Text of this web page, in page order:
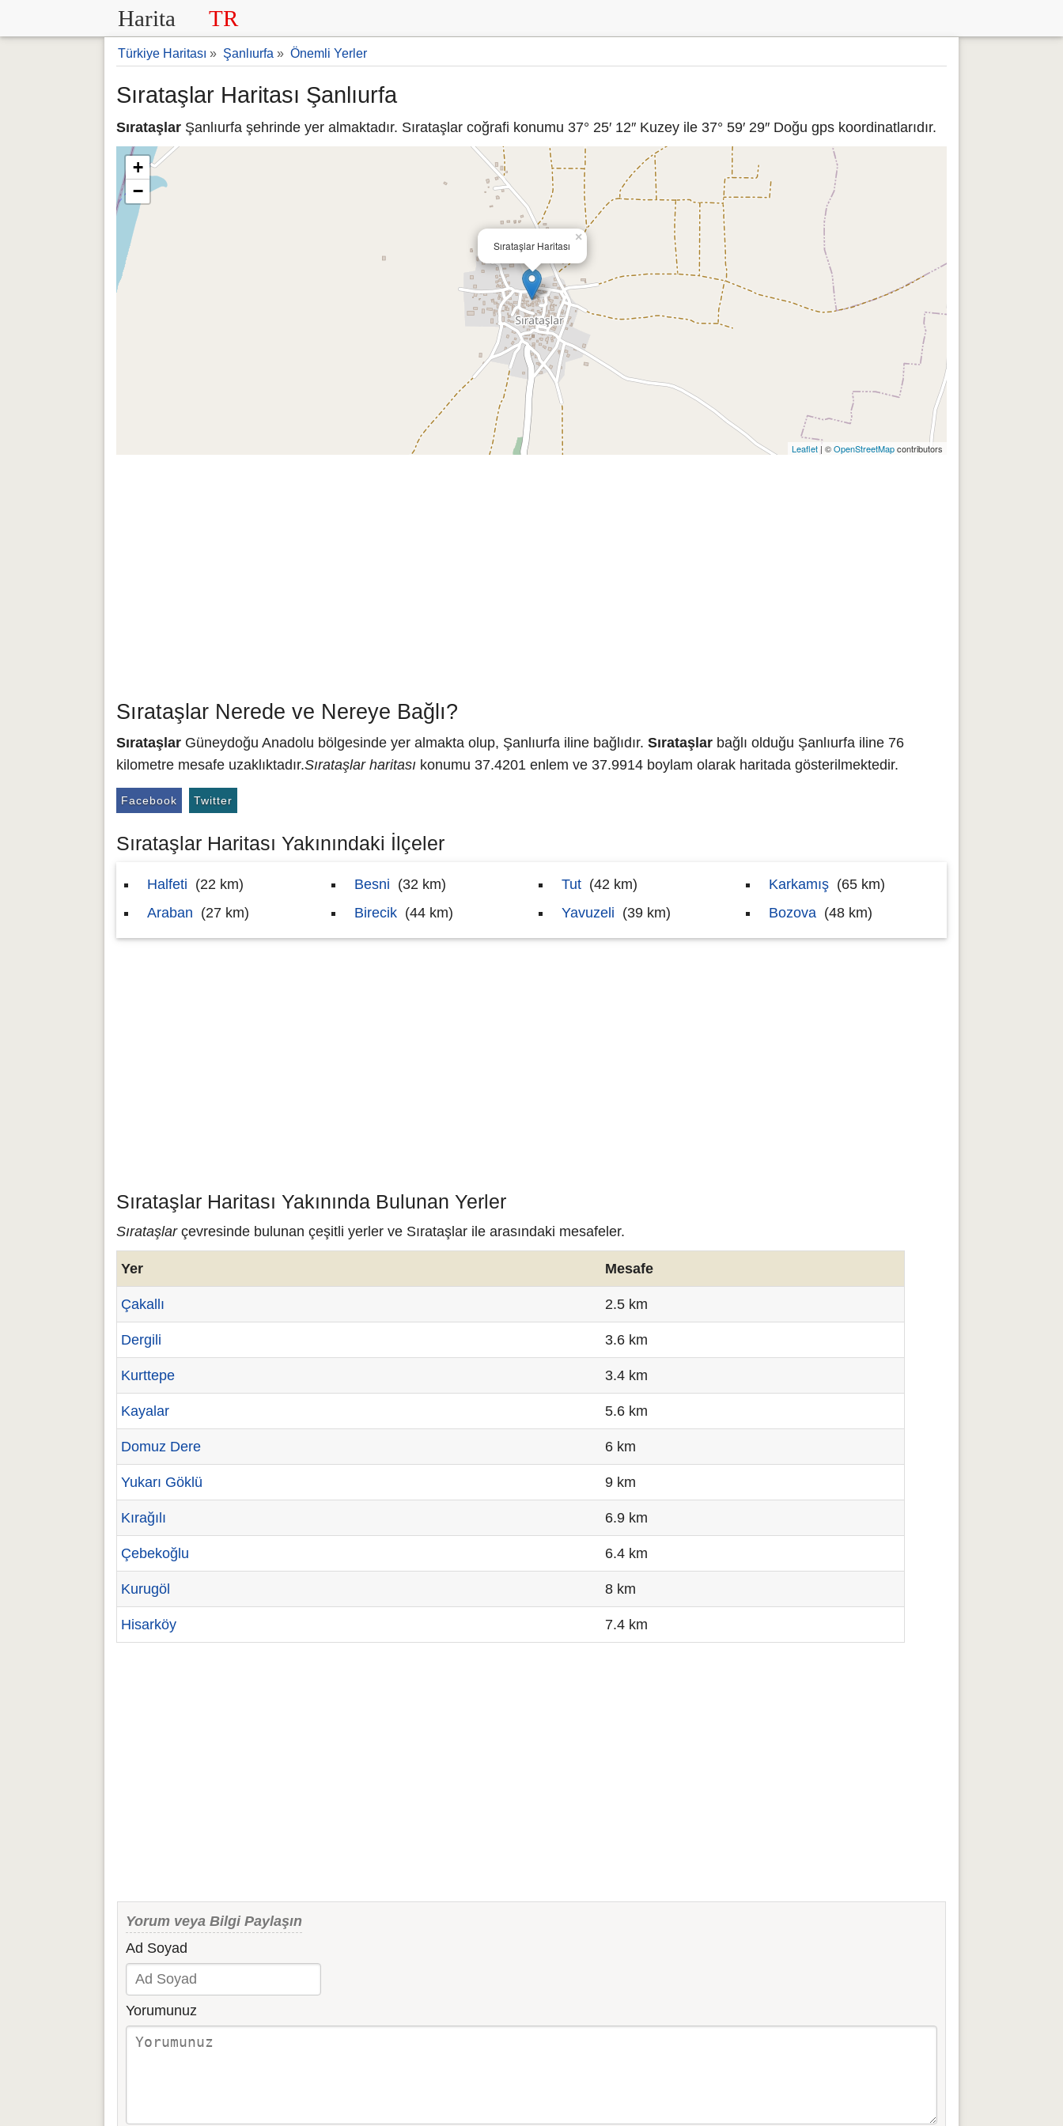
Harita TR
Türkiye Haritası » Şanlıurfa » Önemli Yerler
Sırataşlar Haritası Şanlıurfa
Sırataşlar Şanlıurfa şehrinde yer almaktadır. Sırataşlar coğrafi konumu 37° 25′ 12″ Kuzey ile 37° 59′ 29″ Doğu gps koordinatlarıdır.
Sırataşlar Haritası
×
+
−
Leaflet | ©OpenStreetMapcontributors
Sırataşlar Nerede ve Nereye Bağlı?
Sırataşlar Güneydoğu Anadolu bölgesinde yer almakta olup, Şanlıurfa iline bağlıdır. Sırataşlar bağlı olduğu Şanlıurfa iline 76
kilometre mesafe uzaklıktadır.Sırataşlar haritası konumu 37.4201 enlem ve 37.9914 boylam olarak haritada gösterilmektedir.
Facebook Twitter
Sırataşlar Haritası Yakınındaki İlçeler
Halfeti (22 km)
Araban (27 km)
Besni (32 km)
Birecik (44 km)
Tut (42 km)
Yavuzeli (39 km)
Karkamış (65 km)
Bozova (48 km)
Sırataşlar Haritası Yakınında Bulunan Yerler
Sırataşlarçevresinde bulunan çeşitli yerler ve Sırataşlar ile arasındaki mesafeler.
Yer Mesafe
Çakallı 2.5 km
Dergili 3.6 km
Kurttepe 3.4 km
Kayalar 5.6 km
Domuz Dere 6 km
Yukarı Göklü 9 km
Kırağılı 6.9 km
Çebekoğlu 6.4 km
Kurugöl 8 km
Hisarköy 7.4 km
Yorum veya Bilgi Paylaşın
Ad Soyad
Yorumunuz